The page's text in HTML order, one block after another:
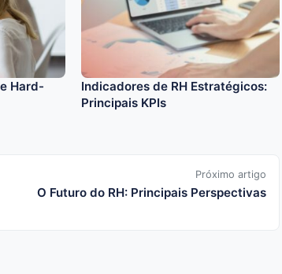
Hard-
Indicadores de RH Estratégicos:
Principais KPIs
Próximo artigo
O Futuro do RH: Principais Perspectivas